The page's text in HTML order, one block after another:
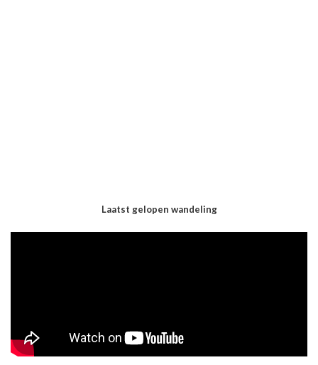
Laatst gelopen wandeling